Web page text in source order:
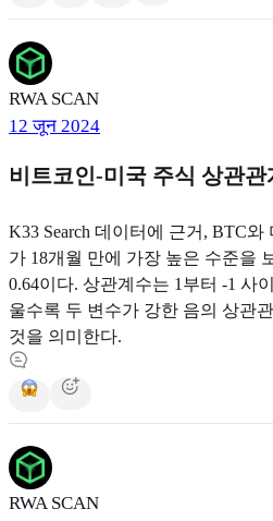
RWA SCAN
12 जून 2024
비트코인-미국 주식 상관
K33 Search 데이터에 근거, BTC와
가 18개월 만에 가장 높은 수준을
0.64이다. 상관계수는 1부터 -1 사
울수록 두 변수가 강한 음의 상관
것을 의미한다.
RWA SCAN